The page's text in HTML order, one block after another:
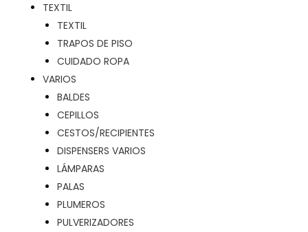
TEXTIL
TEXTIL
TRAPOS DE PISO
CUIDADO ROPA
VARIOS
BALDES
CEPILLOS
CESTOS/RECIPIENTES
DISPENSERS VARIOS
LÁMPARAS
PALAS
PLUMEROS
PULVERIZADORES